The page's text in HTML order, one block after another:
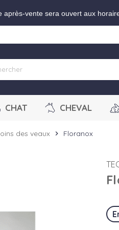
après-vente sera ouvert aux
CHAT CHEVAL
des veaux chevron_right Floranox